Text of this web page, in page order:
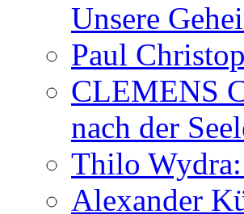
Unsere
Paul
CLEMENS
nach der
Thilo
Alexander